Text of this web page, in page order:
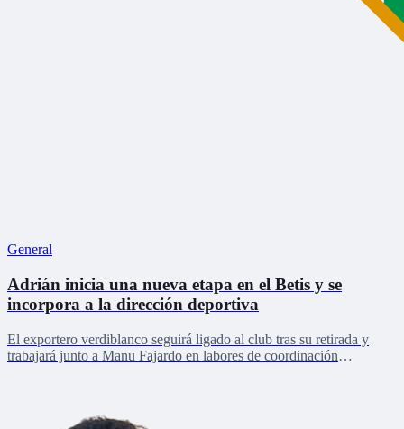
General
Adrián inicia una nueva etapa en el Betis y se
incorpora a la dirección deportiva
El exportero verdiblanco seguirá ligado al club tras su retirada y
trabajará junto a Manu Fajardo en labores de coordinación